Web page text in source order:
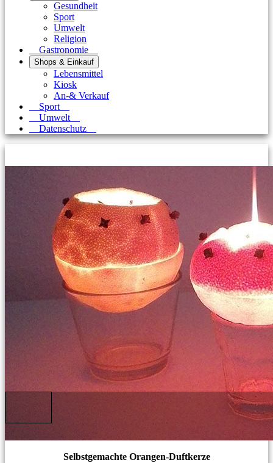
Gesundheit
Sport
Umwelt
Religion
Gastronomie
Shops & Einkauf
Lebensmittel
Kiosk
An-& Verkauf
Sport
Umwelt
Datenschutz
Selbstgemachte Orangen-Duftkerze